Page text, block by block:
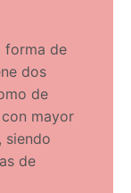
forma de
dos
de
mayor
siendo
de